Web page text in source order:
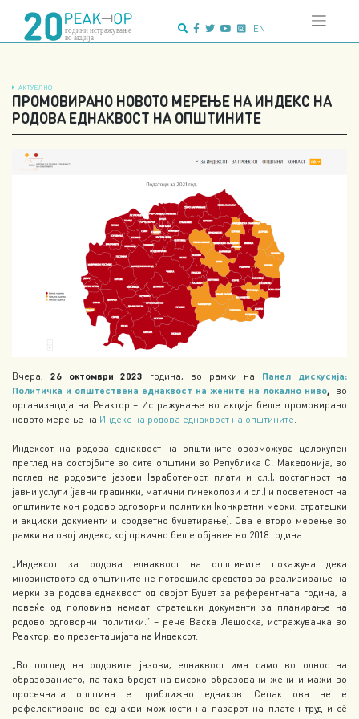
content
EN
АКТУЕЛНО
ПРОМОВИРАНО НОВОТО МЕРЕЊЕ НА ИНДЕКС НА
РОДОВА ЕДНАКВОСТ НА ОПШТИНИТЕ
Вчера, 26 октомври 2023 година, во рамки на Панел дискусија:
Политичка и општествена еднаквост на жените на локално ниво, во
организација на Реактор – Истражување во акција беше промовирано
новото мерење на Индекс на родова еднаквост на општините.
Индексот на родова еднаквост на општините овозможува целокупен
преглед на состојбите во сите општини во Република С. Македонија, во
поглед на родовите јазови (вработеност, плати и сл.), достапност на
јавни услуги (јавни градинки, матични гинеколози и сл.) и посветеност на
општините кон родово одговорни политики (конкретни мерки, стратешки
и акциски документи и соодветно буџетирање). Ова е второ мерење во
рамки на овој индекс, кој првично беше објавен во 2018 година.
„Индексот за родова еднаквост на општините покажува дека
мнозинството од општините не потрошиле средства за реализирање на
мерки за родова еднаквост од својот Буџет за референтната година, а
повеќе од половина немаат стратешки документи за планирање на
родово одговорни политики.“ – рече Васка Лешоска, истражувачка во
Реактор, во презентацијата на Индексот.
„Во поглед на родовите јазови, еднаквост има само во однос на
образованието, па така бројот на високо образовани жени и мажи во
просечната општина е приближно еднаков. Сепак ова не е
рефелектирано во еднакви можности на пазарот на платен труд и сѐ